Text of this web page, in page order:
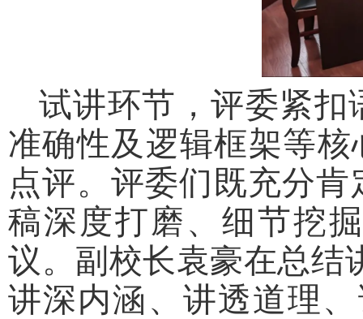
试讲环节，评委紧扣
准确性及逻辑框架等
点评。评委们既充分
稿深度打磨、细节挖
议。副校长袁豪在总结
讲深内涵、讲透道理